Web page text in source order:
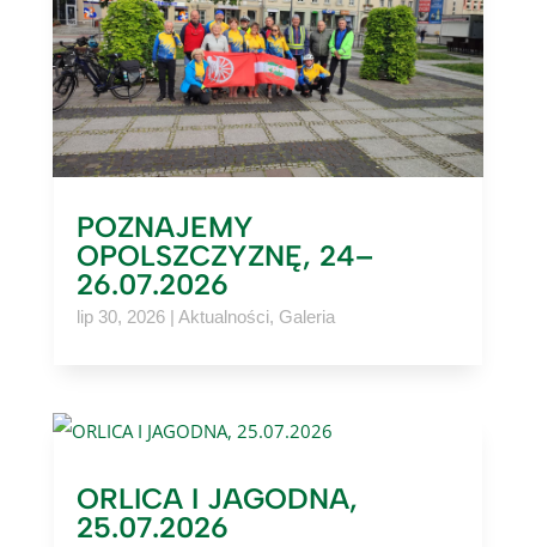
POZNAJEMY
OPOLSZCZYZNĘ, 24–
26.07.2026
lip 30, 2026| Aktualności, Galeria
ORLICA I JAGODNA,
25.07.2026